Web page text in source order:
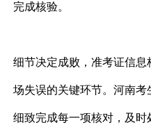
完成核验。
细节决定成败，准考证信息
场失误的关键环节。河南
细致完成每一项核对，及